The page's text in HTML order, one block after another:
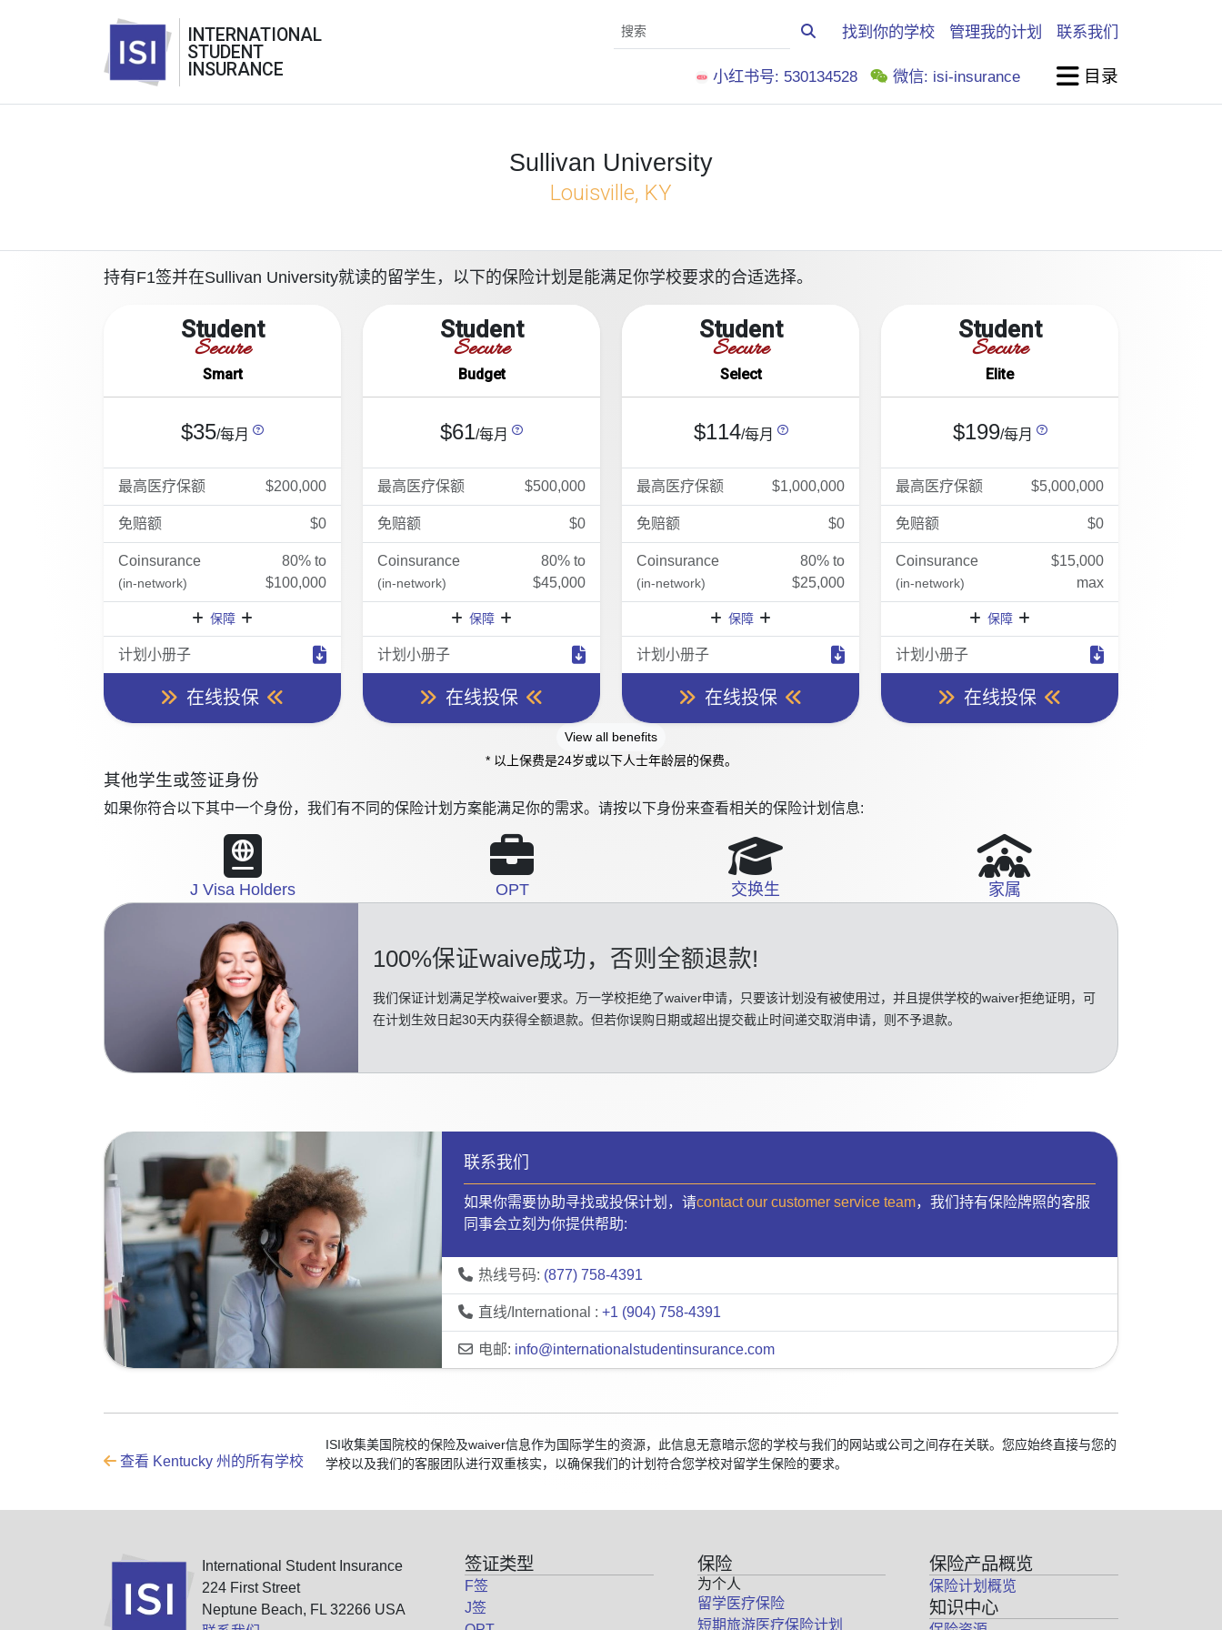
INTERNATIONAL
STUDENT
INSURANCE
找到你的学校 管理我的计划 联系我们
小红书号: 530134528 微信: isi-insurance 目录
Sullivan University
Louisville, KY
持有F1签并在Sullivan University就读的留学生，以下的保险计划是能满足你学校要求的合适选择。
Student
Secure
Smart
$35/每月
最高医疗保额 $200,000
免赔额 $0
Coinsurance
(in-network)
80% to
$100,000
保障
计划小册子
在线投保
Student
Secure
Budget
$61/每月
最高医疗保额 $500,000
免赔额 $0
Coinsurance
(in-network)
80% to
$45,000
保障
计划小册子
在线投保
Student
Secure
Select
$114/每月
最高医疗保额 $1,000,000
免赔额 $0
Coinsurance
(in-network)
80% to
$25,000
保障
计划小册子
在线投保
Student
Secure
Elite
$199/每月
最高医疗保额 $5,000,000
免赔额 $0
Coinsurance
(in-network)
$15,000
max
保障
计划小册子
在线投保
View all benefits
* 以上保费是24岁或以下人士年龄层的保费。
其他学生或签证身份
如果你符合以下其中一个身份，我们有不同的保险计划方案能满足你的需求。请按以下身份来查看相关的保险计划信息:
J Visa Holders OPT 交换生 家属
100%保证waive成功 ，否则全额退款!
我们保证计划满足学校waiver要求。万一学校拒绝了waiver申请，只要该计划没有被使用过，并且提供学校的waiver拒绝证明，可
在计划生效日起30天内获得全额退款。但若你误购日期或超出提交截止时间递交取消申请，则不予退款。
联系我们
如果你需要协助寻找或投保计划，请contact our customer service team，我们持有保险牌照的客服
同事会立刻为你提供帮助:
热线号码: (877) 758-4391
直线/International : +1 (904) 758-4391
电邮: info@internationalstudentinsurance.com
查看 Kentucky 州的所有学校
ISI收集美国院校的保险及waiver信息作为国际学生的资源，此信息无意暗示您的学校与我们的网站或公司之间存在关联。您应始终直接与您的
学校以及我们的客服团队进行双重核实，以确保我们的计划符合您学校对留学生保险的要求。
International Student Insurance
224 First Street
Neptune Beach, FL 32266 USA
签证类型
F签
J签
保险
为个人
留学医疗保险
短期旅游医疗保险计划
保险产品概览
保险计划概览
知识中心